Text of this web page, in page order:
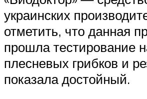
украинских
отметить, что данная
прошла тестирование
плесневых грибков и
показала достойный.